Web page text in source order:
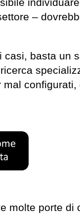
–
basta un
molte porte di